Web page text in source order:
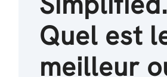
Quel est
meilleur